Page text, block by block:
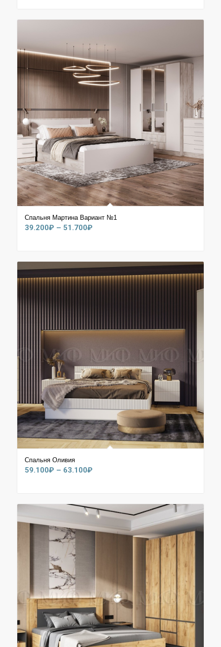
Спальня Мартина Вариант №1
39.200₽ – 51.700₽Диапазон
–
51.700₽
Спальня Оливия
59.100₽ – 63.100₽Диапазон
–
63.100₽